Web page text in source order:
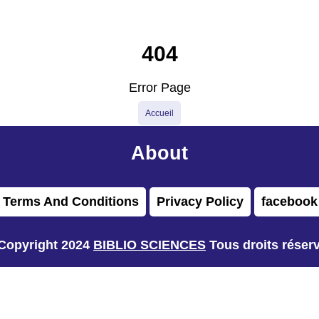
404
Error Page
Accueil
About
Terms And Conditions Privacy Policy facebook
2024 BIBLIO SCIENCES Tous droits